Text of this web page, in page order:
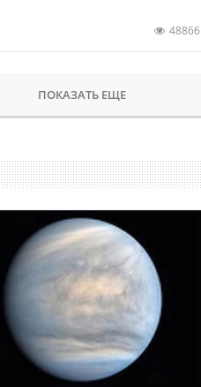
48866
ПОКАЗАТЬ ЕЩЕ